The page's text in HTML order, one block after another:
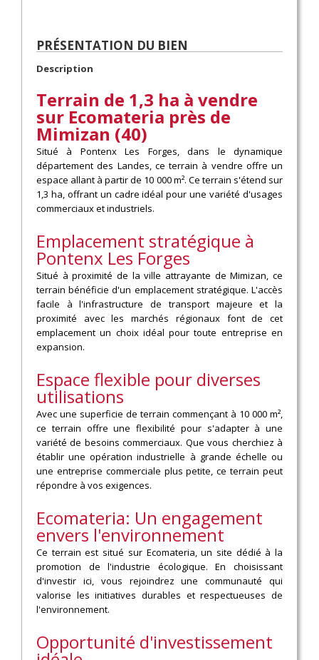
PRÉSENTATION DU BIEN
Description
Terrain de 1,3 ha à vendre
sur Ecomateria près de
Mimizan (40)
Situé à Pontenx Les Forges, dans le dynamique
département des Landes, ce terrain à vendre offre un
espace allant à partir de 10 000 m². Ce terrain s'étend sur
1,3 ha, offrant un cadre idéal pour une variété d'usages
commerciaux et industriels.
Emplacement stratégique à
Pontenx Les Forges
Situé à proximité de la ville attrayante de Mimizan, ce
terrain bénéficie d'un emplacement stratégique. L'accès
facile à l'infrastructure de transport majeure et la
proximité avec les marchés régionaux font de cet
emplacement un choix idéal pour toute entreprise en
expansion.
Espace flexible pour diverses
utilisations
Avec une superficie de terrain commençant à 10 000 m²,
ce terrain offre une flexibilité pour s'adapter à une
variété de besoins commerciaux. Que vous cherchiez à
établir une opération industrielle à grande échelle ou
une entreprise commerciale plus petite, ce terrain peut
répondre à vos exigences.
Ecomateria: Un engagement
envers l'environnement
Ce terrain est situé sur Ecomateria, un site dédié à la
promotion de l'industrie écologique. En choisissant
d'investir ici, vous rejoindrez une communauté qui
valorise les initiatives durables et respectueuses de
l'environnement.
Opportunité d'investissement